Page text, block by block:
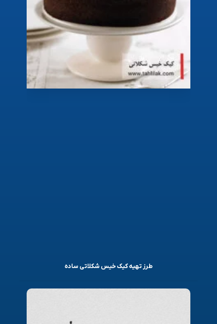
طرز تهیه کیک خیس شکلاتی ساده